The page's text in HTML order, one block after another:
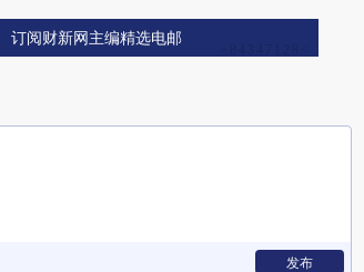
订阅财新网主编精选电邮
发布